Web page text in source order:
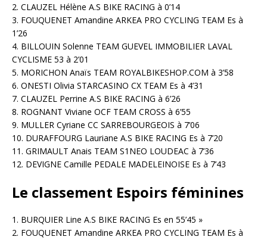
2. CLAUZEL Hélène A.S BIKE RACING à 0’14
3. FOUQUENET Amandine ARKEA PRO CYCLING TEAM Es à
1’26
4. BILLOUIN Solenne TEAM GUEVEL IMMOBILIER LAVAL
CYCLISME 53 à 2’01
5. MORICHON Anaïs TEAM ROYALBIKESHOP.COM à 3’58
6. ONESTI Olivia STARCASINO CX TEAM Es à 4’31
7. CLAUZEL Perrine A.S BIKE RACING à 6’26
8. ROGNANT Viviane OCF TEAM CROSS à 6’55
9. MULLER Cyriane CC SARREBOURGEOIS à 7’06
10. DURAFFOURG Lauriane A.S BIKE RACING Es à 7’20
11. GRIMAULT Anais TEAM S1NEO LOUDEAC à 7’36
12. DEVIGNE Camille PEDALE MADELEINOISE Es à 7’43
Le classement Espoirs féminines
1. BURQUIER Line A.S BIKE RACING Es en 55’45 »
2. FOUQUENET Amandine ARKEA PRO CYCLING TEAM Es à